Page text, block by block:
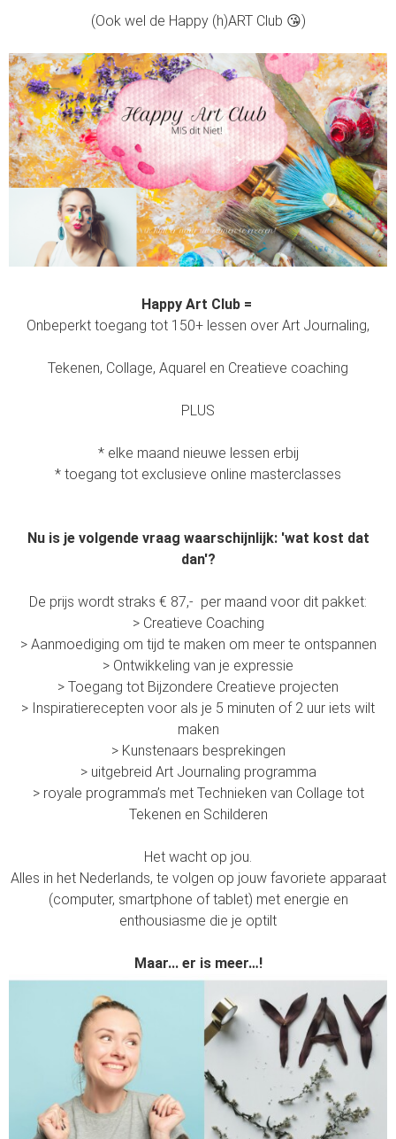
(Ook wel de Happy (h)ART Club 😘)
Happy Art Club =
Onbeperkt toegang tot 150+ lessen over Art Journaling,
Tekenen, Collage, Aquarel en Creatieve coaching
PLUS
* elke maand nieuwe lessen erbij
* toegang tot exclusieve online masterclasses
Nu is je volgende vraag waarschijnlijk: 'wat kost dat
dan'?
De prijs wordt straks € 87,- per maand voor dit pakket:
> Creatieve Coaching
> Aanmoediging om tijd te maken om meer te ontspannen
> Ontwikkeling van je expressie
> Toegang tot Bijzondere Creatieve projecten
> Inspiratierecepten voor als je 5 minuten of 2 uur iets wilt
maken
> Kunstenaars besprekingen
> uitgebreid Art Journaling programma
> royale programma’s met Technieken van Collage tot
Tekenen en Schilderen
Het wacht op jou.
Alles in het Nederlands, te volgen op jouw favoriete apparaat
(computer, smartphone of tablet) met energie en
enthousiasme die je optilt
Maar... er is meer…!